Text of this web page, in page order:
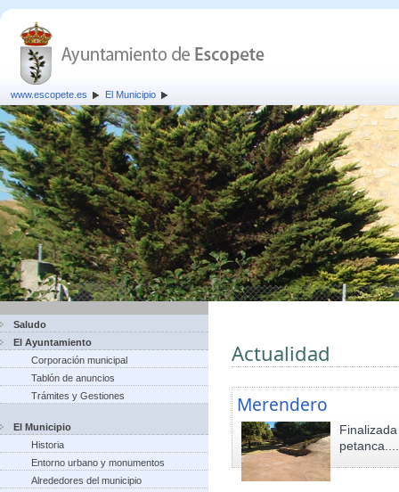
www.escopete.es El Municipio
Saludo
El Ayuntamiento
Corporación municipal
Tablón de anuncios
Trámites y Gestiones
El Municipio
Historia
Entorno urbano y monumentos
Alrededores del municipio
Actualidad
Merendero